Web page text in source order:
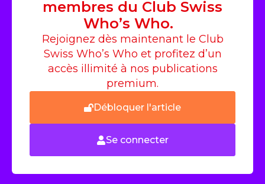
membres du Club Swiss
Who’s Who.
Rejoignez dès maintenant le Club
Swiss Who’s Who et profitez d’un
accès illimité à nos publications
premium.
Débloquer l'article
Se connecter